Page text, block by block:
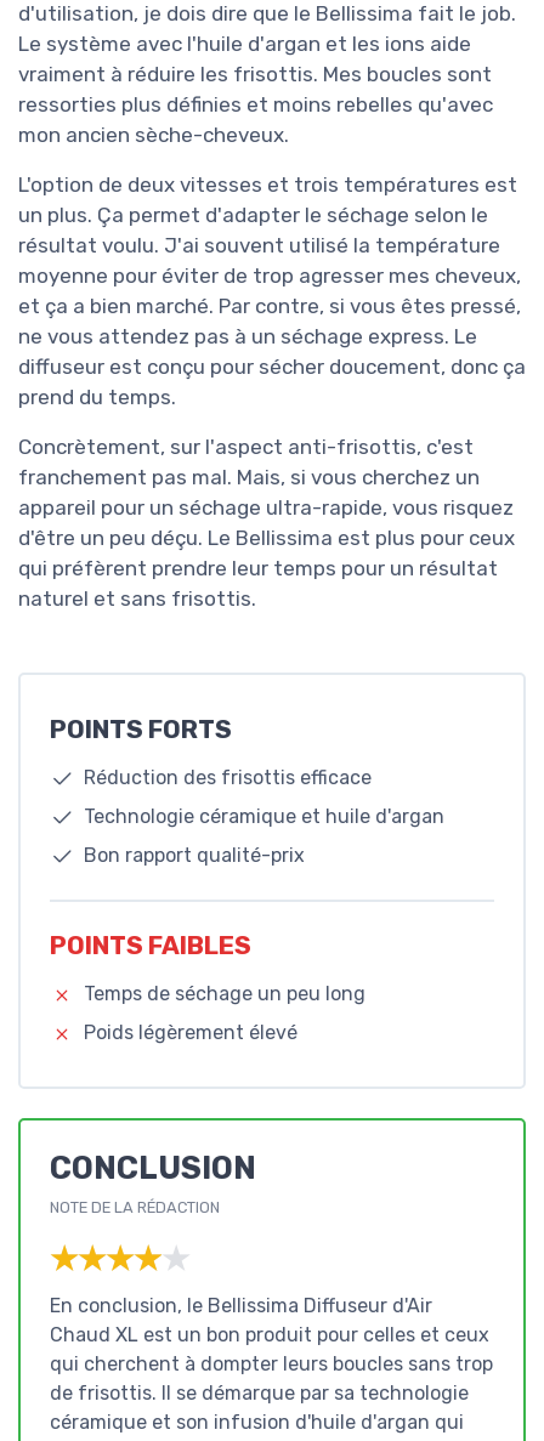
d'utilisation, je dois dire que le Bellissima fait le job.
Le système avec l'huile d'argan et les ions aide
vraiment à réduire les frisottis. Mes boucles sont
ressorties plus définies et moins rebelles qu'avec
mon ancien sèche-cheveux.
L'option de deux vitesses et trois températures est
un plus. Ça permet d'adapter le séchage selon le
résultat voulu. J'ai souvent utilisé la température
moyenne pour éviter de trop agresser mes cheveux,
et ça a bien marché. Par contre, si vous êtes pressé,
ne vous attendez pas à un séchage express. Le
diffuseur est conçu pour sécher doucement, donc ça
prend du temps.
Concrètement, sur l'aspect anti-frisottis, c'est
franchement pas mal. Mais, si vous cherchez un
appareil pour un séchage ultra-rapide, vous risquez
d'être un peu déçu. Le Bellissima est plus pour ceux
qui préfèrent prendre leur temps pour un résultat
naturel et sans frisottis.
POINTS FORTS
Réduction des frisottis efficace
Technologie céramique et huile d'argan
Bon rapport qualité-prix
POINTS FAIBLES
Temps de séchage un peu long
Poids légèrement élevé
CONCLUSION
NOTE DE LA RÉDACTION
★★★★★
★★★★★
En conclusion, le Bellissima Diffuseur d'Air
Chaud XL est un bon produit pour celles et ceux
qui cherchent à dompter leurs boucles sans trop
de frisottis. Il se démarque par sa technologie
céramique et son infusion d'huile d'argan qui